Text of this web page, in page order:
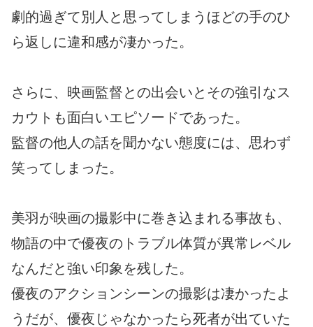
劇的過ぎて別人と思ってしまうほどの手のひ
ら返しに違和感が凄かった。
さらに、映画監督との出会いとその強引なス
カウトも面白いエピソードであった。
監督の他人の話を聞かない態度には、思わず
笑ってしまった。
美羽が映画の撮影中に巻き込まれる事故も、
物語の中で優夜のトラブル体質が異常レベル
なんだと強い印象を残した。
優夜のアクションシーンの撮影は凄かったよ
うだが、優夜じゃなかったら死者が出ていた